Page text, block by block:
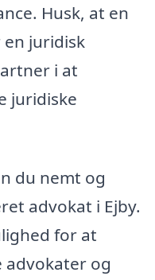
Husk, at en
juridisk
i at
juridiske
du nemt og
advokat i Ejby.
for at
advokater og